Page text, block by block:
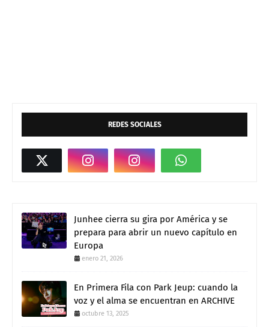
REDES SOCIALES
Junhee cierra su gira por América y se
prepara para abrir un nuevo capítulo en
Europa
enero 21, 2026
En Primera Fila con Park Jeup: cuando la
voz y el alma se encuentran en ARCHIVE
octubre 13, 2025